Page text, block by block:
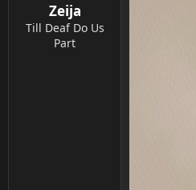
Zeija
Till Deaf Do Us
Part